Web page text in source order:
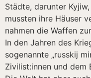
Städte, darunter
mussten ihre Häuser
nahmen die Waffen
In den Jahren des
sogenannte „russkij
Zivilist:innen und dem